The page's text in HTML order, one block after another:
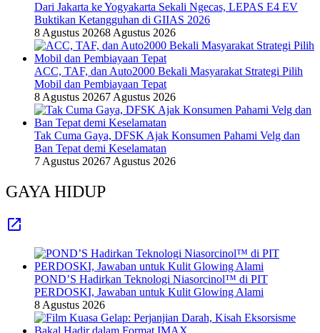
Dari Jakarta ke Yogyakarta Sekali Ngecas, LEPAS E4 EV
Buktikan Ketangguhan di GIIAS 2026
8 Agustus 20268 Agustus 2026
ACC, TAF, dan Auto2000 Bekali Masyarakat Strategi Pilih
Mobil dan Pembiayaan Tepat
8 Agustus 20267 Agustus 2026
Tak Cuma Gaya, DFSK Ajak Konsumen Pahami Velg dan
Ban Tepat demi Keselamatan
7 Agustus 20267 Agustus 2026
GAYA HIDUP
POND’S Hadirkan Teknologi Niasorcinol™ di PIT
PERDOSKI, Jawaban untuk Kulit Glowing Alami
8 Agustus 2026